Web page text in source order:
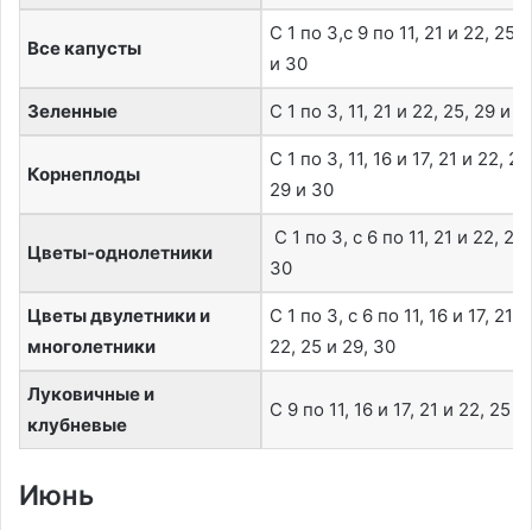
Все капусты
С 1 по 3,с 9 по 11, 21 и 22, 25,
и 30
Зеленные С 1 по 3, 11, 21 и 22, 25, 29 и
Корнеплоды
С 1 по 3, 11, 16 и 17, 21 и 22,
29 и 30
Цветы-однолетники
С 1 по 3, с 6 по 11, 21 и 22, 29
30
Цветы двулетники и
многолетники
С 1 по 3, с 6 по 11, 16 и 17, 21 и
22, 25 и 29, 30
Луковичные и
клубневые
С 9 по 11, 16 и 17, 21 и 22, 25
Июнь